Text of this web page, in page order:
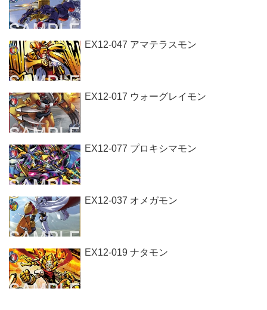
EX12-047 アマテラスモン
EX12-017 ウォーグレイモン
EX12-077 プロキシマモン
EX12-037 オメガモン
EX12-019 ナタモン